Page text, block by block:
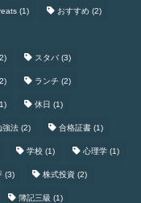
(1) おすすめ (2)
スタバ (3)
ランチ (2)
休日 (1)
強法 (2) 合格証書 (1)
学校 (1) 心理学 (1)
(3) 株式投資 (2)
簿記三級 (1)